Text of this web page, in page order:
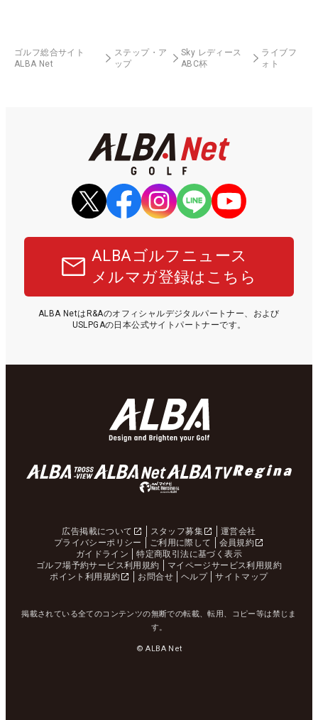
ゴルフ総合サイト
ALBA Net
ステップ・ア
ップ
Sky レディース
ABC杯
ライブフ
ォト
ALBAゴルフニュース
メルマガ登録はこちら
ALBA NetはR&Aのオフィシャルデジタルパートナー、および
USLPGAの日本公式サイトパートナーです。
広告掲載について スタッフ募集
運営会社
プライバシーポリシー
ご利用に際して
会員規約
ガイドライン
特定商取引法に基づく表示
ゴルフ場予約サービス利用規約
マイページサービス利用規約
ポイント利用規約
お問合せ ヘルプ サイトマップ
掲載されている全てのコンテンツの無断での転載、転用、コピー等は禁じま
す。
© ALBA Net